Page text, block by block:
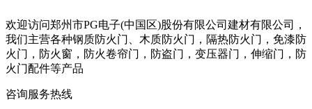
欢迎访问郑州市PG电子(中国区)股份有限公司建材有限公司，
我们主营各种钢质防火门、木质防火门，隔热防火门，免漆防
火门，防火窗，防火卷帘门，防盗门，变压器门，伸缩门，防
火门配件等产品
咨询服务热线